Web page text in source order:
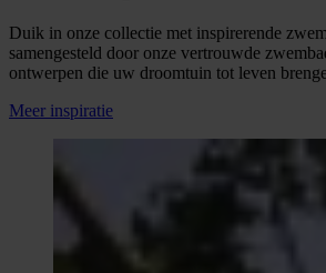
Duik in onze collectie met inspirerende
samengesteld door onze vertrouwde
ontwerpen die uw droomtuin tot leven
Meer inspiratie